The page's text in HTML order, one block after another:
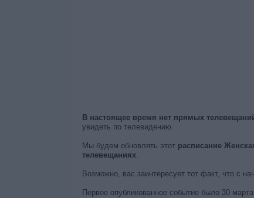
В настоящее время нет прямых
увидеть по телевидению.
Мы будем обновлять этот расписание
телевещаниях.
Возможно, вас заинтересует тот факт, что с
Первое опубликованное событие было 30